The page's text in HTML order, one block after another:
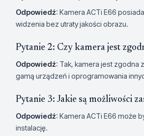
Odpowiedź: Kamera ACTi E66
widzenia bez utraty jakości obrazu.
Pytanie 2: Czy kamera jest
Odpowiedź: Tak, kamera jest zgodna
gamą urządzeń i oprogramowania
Pytanie 3: Jakie są możliwości
Odpowiedź: Kamera ACTi E66 może
instalację.